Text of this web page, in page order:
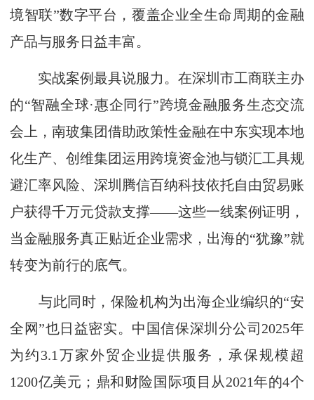
境智联”数字平台，覆盖企业全生命周期的金融
产品与服务日益丰富。
实战案例最具说服力。在深圳市工商联主办
的“智融全球·惠企同行”跨境金融服务生态交流
会上，南玻集团借助政策性金融在中东实现本地
化生产、创维集团运用跨境资金池与锁汇工具规
避汇率风险、深圳腾信百纳科技依托自由贸易账
户获得千万元贷款支撑——这些一线案例证明，
当金融服务真正贴近企业需求，出海的“犹豫”就
转变为前行的底气。
与此同时，保险机构为出海企业编织的“安
全网”也日益密实。中国信保深圳分公司2025年
为约3.1万家外贸企业提供服务，承保规模超
1200亿美元；鼎和财险国际项目从2021年的4个